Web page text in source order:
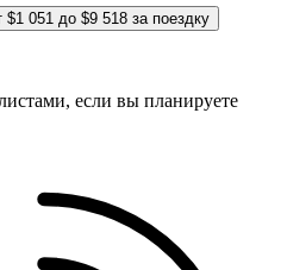
051 до $9 518 за поездку
если вы планируете